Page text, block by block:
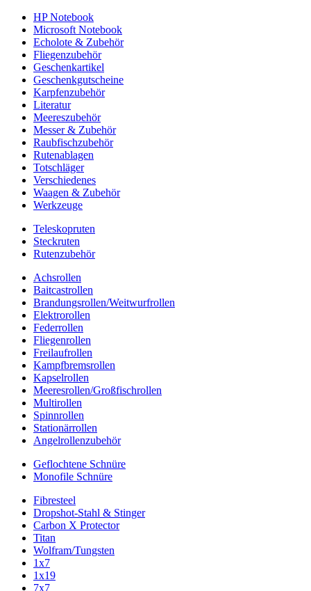
HP Notebook
Microsoft Notebook
Echolote & Zubehör
Fliegenzubehör
Geschenkartikel
Geschenkgutscheine
Karpfenzubehör
Literatur
Meereszubehör
Messer & Zubehör
Raubfischzubehör
Rutenablagen
Totschläger
Verschiedenes
Waagen & Zubehör
Werkzeuge
Teleskopruten
Steckruten
Rutenzubehör
Achsrollen
Baitcastrollen
Brandungsrollen/Weitwurfrollen
Elektrorollen
Federrollen
Fliegenrollen
Freilaufrollen
Kampfbremsrollen
Kapselrollen
Meeresrollen/Großfischrollen
Multirollen
Spinnrollen
Stationärrollen
Angelrollenzubehör
Geflochtene Schnüre
Monofile Schnüre
Fibresteel
Dropshot-Stahl & Stinger
Carbon X Protector
Titan
Wolfram/Tungsten
1x7
1x19
7x7